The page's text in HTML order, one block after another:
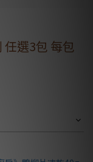
任選3包 每包